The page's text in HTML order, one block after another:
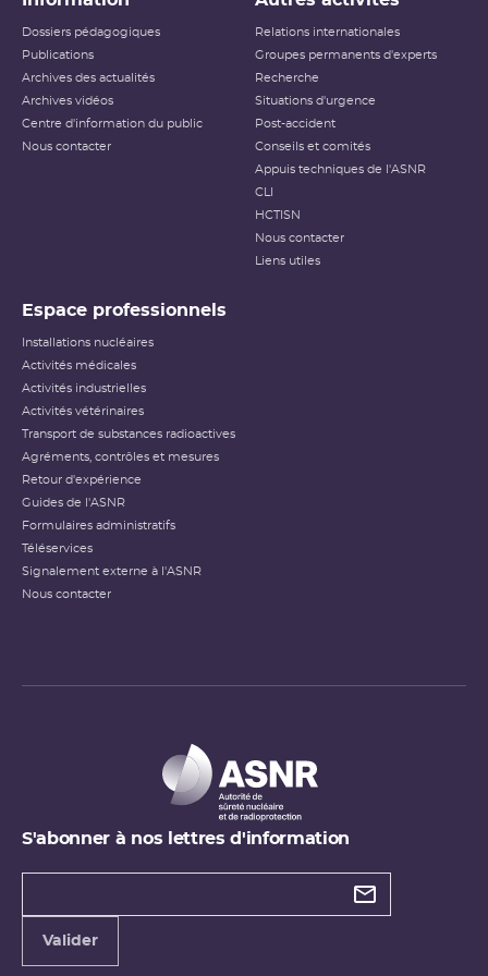
Dossiers pédagogiques
Publications
Archives des actualités
Archives vidéos
Centre d'information du public
Nous contacter
Relations internationales
Groupes permanents d'experts
Recherche
Situations d'urgence
Post-accident
Conseils et comités
Appuis techniques de l'ASNR
CLI
HCTISN
Nous contacter
Liens utiles
Espace professionnels
Installations nucléaires
Activités médicales
Activités industrielles
Activités vétérinaires
Transport de substances radioactives
Agréments, contrôles et mesures
Retour d'expérience
Guides de l'ASNR
Formulaires administratifs
Téléservices
Signalement externe à l'ASNR
Nous contacter
S'abonner à nos lettres d'information
Types de
Valider